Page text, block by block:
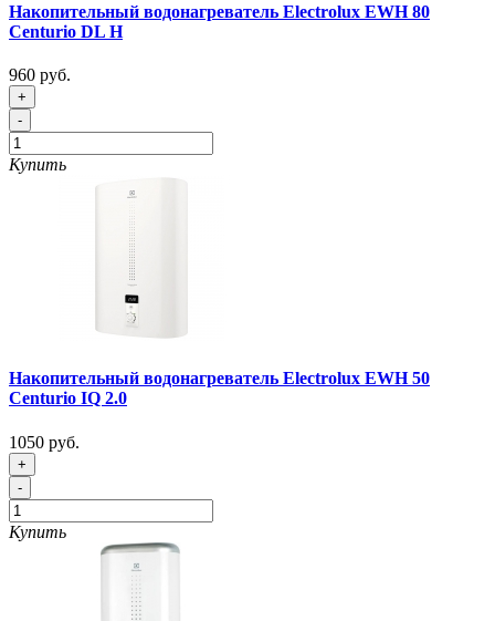
Накопительный водонагреватель Electrolux EWH 80
Centurio DL H
960 руб.
+
-
Купить
Накопительный водонагреватель Electrolux EWH 50
Centurio IQ 2.0
1050 руб.
+
-
Купить